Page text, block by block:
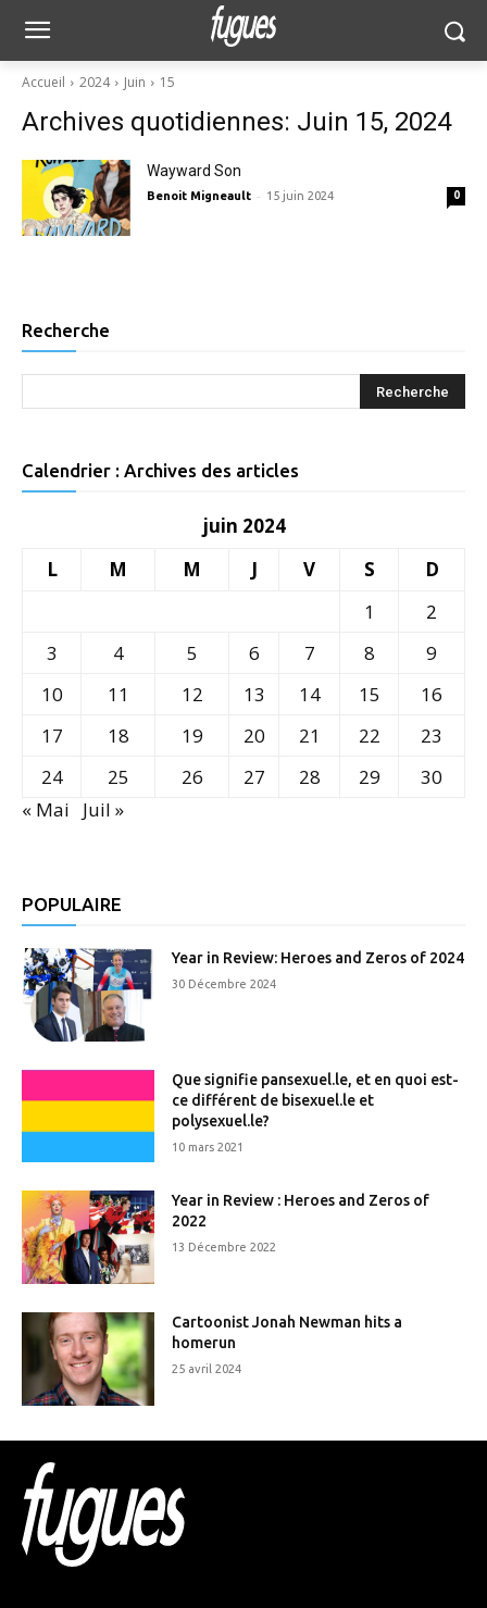
Accueil 2024 Juin 15
Archives quotidiennes: Juin 15, 2024
Wayward Son
Benoit Migneault - 15 juin 2024 0
Recherche
Calendrier : Archives des articles
juin 2024
L
M M J V S
D
1
2
3
4 5 6 7 8
9
10
11 12 13 14 15
16
17
18 19 20 21 22
23
24
25 26 27 28 29
30
« Mai
Juil »
POPULAIRE
Year in Review: Heroes and Zeros of 2024
30 Décembre 2024
Que signifie pansexuel.le, et en quoi est-
ce différent de bisexuel.le et
polysexuel.le?
10 mars 2021
Year in Review : Heroes and Zeros of
2022
13 Décembre 2022
Cartoonist Jonah Newman hits a
homerun
25 avril 2024